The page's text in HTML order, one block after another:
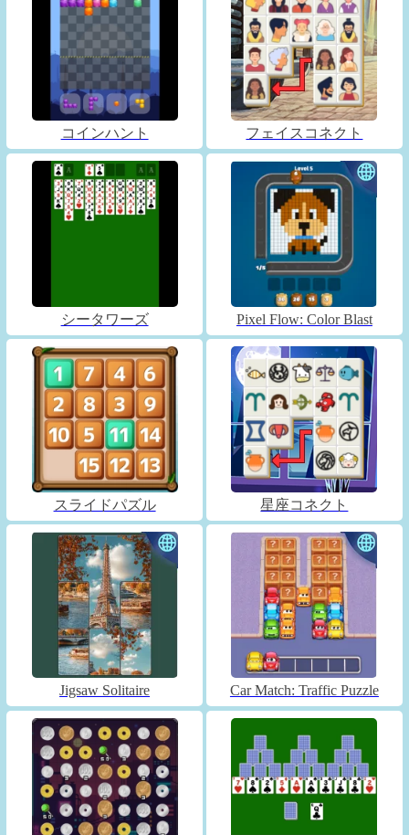
コインハント フェイスコネクト
シータワーズ Pixel Flow: Color Blast
スライドパズル 星座コネクト
Jigsaw Solitaire Car Match: Traffic Puzzle